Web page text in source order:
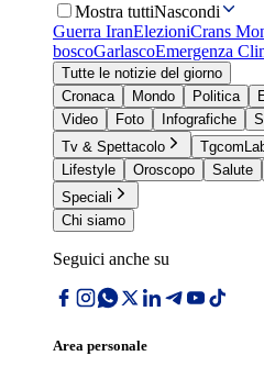
Mostra tuttiNascondi
Guerra IranElezioniCrans
boscoGarlascoEmergenza
Tutte le notizie del giorno
Cronaca
Mondo Politica
Video
Foto Infografiche
Tv & Spettacolo
Lifestyle
Oroscopo Salute
Speciali
Chi siamo
Seguici anche su
Area personale